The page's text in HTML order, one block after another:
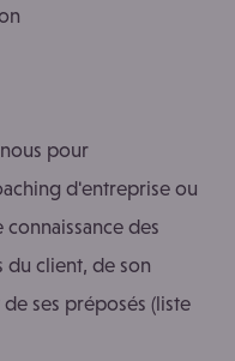
pour
d'entreprise ou
des
du client, de son
ses préposés (liste